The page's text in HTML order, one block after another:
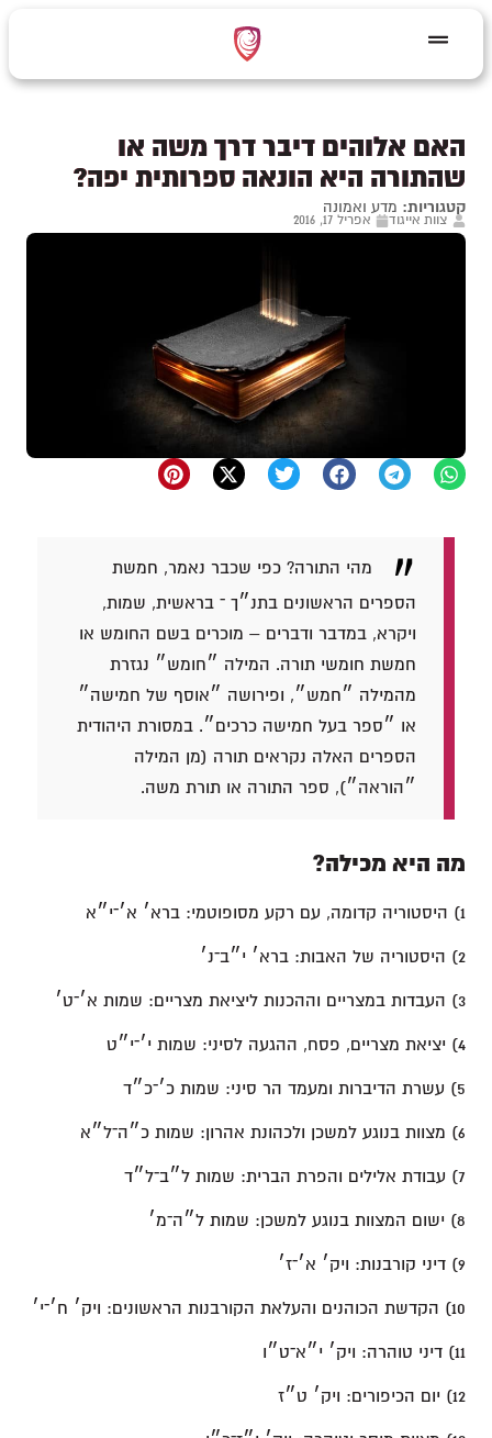
האם אלוהים דיבר דרך משה או
שהתורה היא הונאה ספרותית יפה?
קטגוריות: מדע ואמונה
צוות אייגוד אפריל 17, 2016
מהי התורה? כפי שכבר נאמר, חמשת
הספרים הראשונים בתנ״ך ־ בראשית, שמות,
ויקרא, במדבר ודברים – מוכרים בשם החומש או
חמשת חומשי תורה. המילה ״חומש״ נגזרת
מהמילה ״חמש״, ופירושה ״אוסף של חמישה״
או ״ספר בעל חמישה כרכים״. במסורת היהודית
הספרים האלה נקראים תורה (מן המילה
״הוראה״), ספר התורה או תורת משה.
מה היא מכילה?
1) היסטוריה קדומה, עם רקע מסופוטמי: ברא׳ א׳־י״א
2) היסטוריה של האבות: ברא׳ י״ב־נ׳
3) העבדות במצריים וההכנות ליציאת מצריים: שמות א׳־ט׳
4) יציאת מצריים, פסח, ההגעה לסיני: שמות י׳־י״ט
5) עשרת הדיברות ומעמד הר סיני: שמות כ׳־כ״ד
6) מצוות בנוגע למשכן ולכהונת אהרון: שמות כ״ה־ל״א
7) עבודת אלילים והפרת הברית: שמות ל״ב־ל״ד
8) ישום המצוות בנוגע למשכן: שמות ל״ה־מ׳
9) דיני קורבנות: ויק׳ א׳־ז׳
10) הקדשת הכוהנים והעלאת הקורבנות הראשונים: ויק׳ ח׳־י׳
11) דיני טוהרה: ויק׳ י״א־ט״ו
12) יום הכיפורים: ויק׳ ט״ז